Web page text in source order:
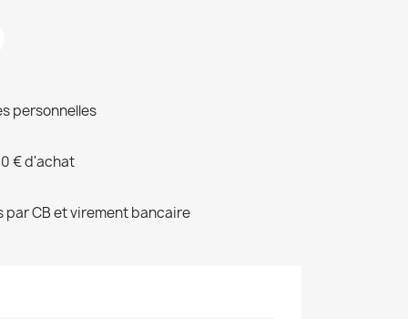
personnelles
€ d'achat
CB et virement bancaire